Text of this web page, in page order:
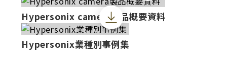
Hypersonix camera製品概要資料
Hypersonix業種別事例集